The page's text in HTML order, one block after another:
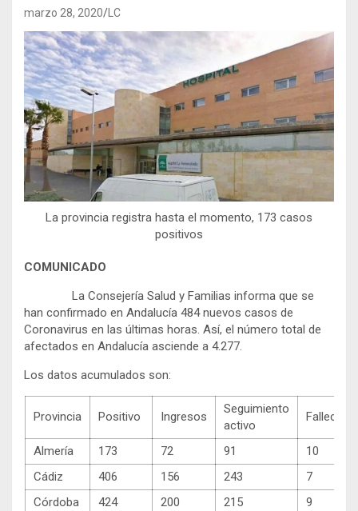
marzo 28, 2020 LC
La provincia registra hasta el momento, 173 casos
positivos
COMUNICADO
La Consejería Salud y Familias informa que se
han confirmado en Andalucía 484 nuevos casos de
Coronavirus en las últimas horas. Así, el número total de
afectados en Andalucía asciende a 4.277.
Los datos acumulados son:
Provincia Positivo Ingresos
Seguimiento
activo
Almería 173 72 91
10
Cádiz
406 156 243
7
Córdoba
424 200 215
9